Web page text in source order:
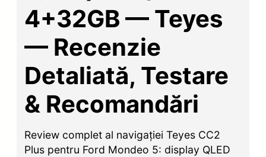
4+32GB — Teyes
— Recenzie
Detaliată, Testare
& Recomandări
Review complet al navigației Teyes CC2
Plus pentru Ford Mondeo 5: display QLED